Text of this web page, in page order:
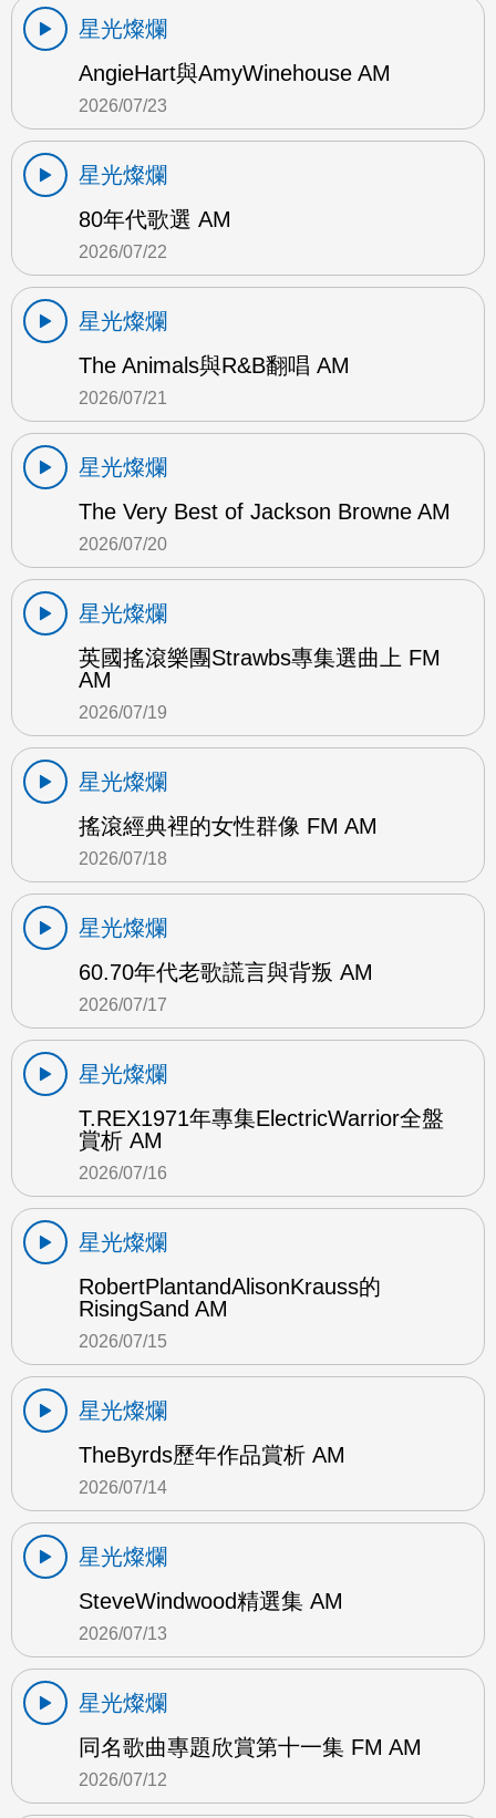
星光燦爛
AngieHart與AmyWinehouse AM
2026/07/23
星光燦爛
80年代歌選 AM
2026/07/22
星光燦爛
The Animals與R&B翻唱 AM
2026/07/21
星光燦爛
The Very Best of Jackson Browne AM
2026/07/20
星光燦爛
英國搖滾樂團Strawbs專集選曲上 FM
AM
2026/07/19
星光燦爛
搖滾經典裡的女性群像 FM AM
2026/07/18
星光燦爛
60.70年代老歌謊言與背叛 AM
2026/07/17
星光燦爛
T.REX1971年專集ElectricWarrior全盤
賞析 AM
2026/07/16
星光燦爛
RobertPlantandAlisonKrauss的
RisingSand AM
2026/07/15
星光燦爛
TheByrds歷年作品賞析 AM
2026/07/14
星光燦爛
SteveWindwood精選集 AM
2026/07/13
星光燦爛
同名歌曲專題欣賞第十一集 FM AM
2026/07/12